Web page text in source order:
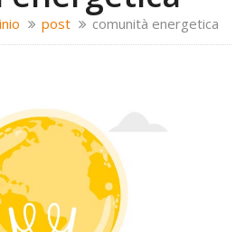
post comunità energetica